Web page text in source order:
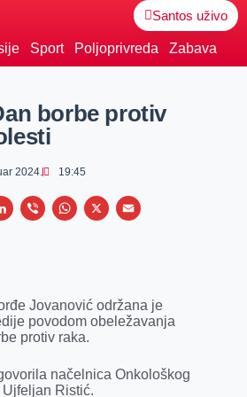
Santos uživo
Sport Poljoprivreda Zabava
borbe protiv
2024. 19:45
L
e
d
n
V
r
W
s
A
p
X
E
l
Jovanović održana je
povodom obeležavanja
protiv raka.
načelnica Onkološkog
Ristić.